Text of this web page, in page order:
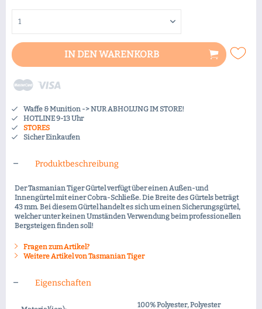
IN DENWARENKORB
Waffe & Munition -> NUR ABHOLUNG IM STORE!
HOTLINE 9-13 Uhr
STORES
Sicher Einkaufen
Produktbeschreibung
Der Tasmanian Tiger Gürtel verfügt über einen Außen-und
Innengürtel mit einer Cobra-Schließe. Die Breite des Gürtels beträgt
43 mm. Bei diesem Gürtel handelt es sich um einen Sicherungsgürtel,
welcher unter keinen Umständen Verwendung beim professionellen
Bergsteigen finden soll!
Fragen zum Artikel?
Weitere Artikel von Tasmanian Tiger
Eigenschaften
100% Polyester, Polyester